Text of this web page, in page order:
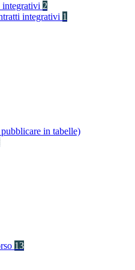
integrativi 2
integrativi 1
in tabelle)
13